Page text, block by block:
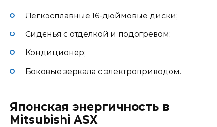
Легкосплавные 16-дюймовые диски;
Сиденья с отделкой и подогревом;
Кондиционер;
Боковые зеркала с электроприводом.
Японская энергичность в
Mitsubishi ASX